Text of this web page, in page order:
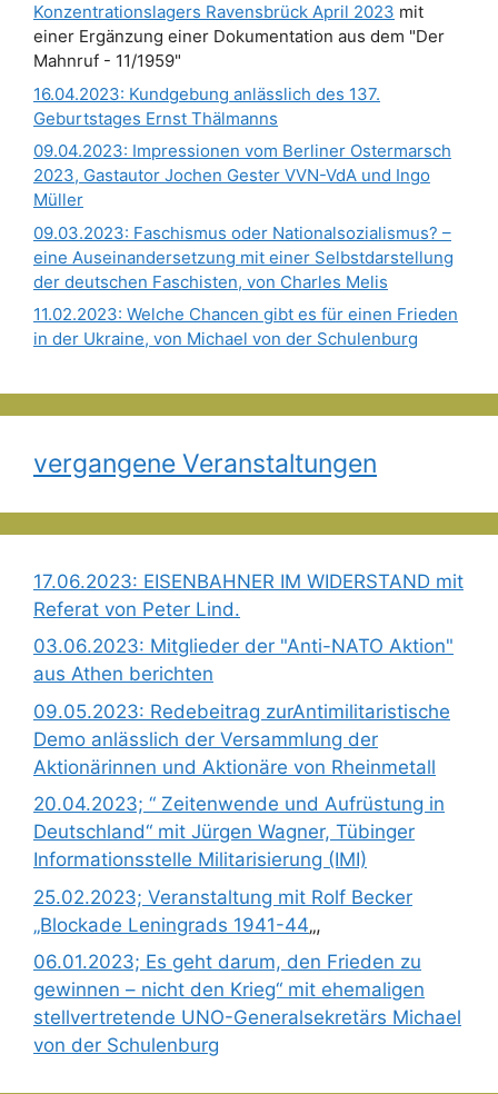
Konzentrationslagers Ravensbrück April 2023 mit
einer Ergänzung einer Dokumentation aus dem "Der
Mahnruf - 11/1959"
16.04.2023: Kundgebung anlässlich des 137.
Geburtstages Ernst Thälmanns
09.04.2023: Impressionen vom Berliner Ostermarsch
2023, Gastautor Jochen Gester VVN-VdA und Ingo
Müller
09.03.2023: Faschismus oder Nationalsozialismus? –
eine Auseinandersetzung mit einer Selbstdarstellung
der deutschen Faschisten, von Charles Melis
11.02.2023: Welche Chancen gibt es für einen Frieden
in der Ukraine, von Michael von der Schulenburg
vergangene Veranstaltungen
17.06.2023: EISENBAHNER IM WIDERSTAND mit
Referat von Peter Lind.
03.06.2023: Mitglieder der "Anti-NATO Aktion"
aus Athen berichten
09.05.2023: Redebeitrag zurAntimilitaristische
Demo anlässlich der Versammlung der
Aktionärinnen und Aktionäre von Rheinmetall
20.04.2023; “ Zeitenwende und Aufrüstung in
Deutschland“ mit Jürgen Wagner, Tübinger
Informationsstelle Militarisierung (IMI)
25.02.2023; Veranstaltung mit Rolf Becker
„Blockade Leningrads 1941-44„,
06.01.2023; Es geht darum, den Frieden zu
gewinnen – nicht den Krieg“ mit ehemaligen
stellvertretende UNO-Generalsekretärs Michael
von der Schulenburg